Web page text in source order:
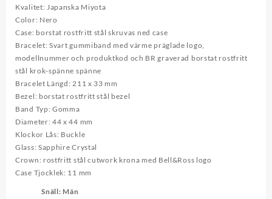
Kvalitet: Japanska Miyota
Color: Nero
Case: borstat rostfritt stål skruvas ned case
Bracelet: Svart gummiband med värme präglade logo,
modellnummer och produktkod och BR graverad borstat rostfritt
stål krok-spänne spänne
Bracelet Längd: 211 x 33 mm
Bezel: borstat rostfritt stål bezel
Band Typ: Gomma
Diameter: 44 x 44 mm
Klockor Lås: Buckle
Glass: Sapphire Crystal
Crown: rostfritt stål cutwork krona med Bell&Ross logo
Case Tjocklek: 11 mm
Snäll: Män